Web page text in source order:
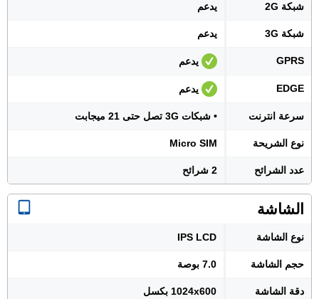
شبكة 2G يدعم
شبكة 3G يدعم
GPRS يدعم
EDGE يدعم
سرعة انترنت • شبكات 3G تصل حتى 21 ميجابت
نوع الشريحة Micro SIM
عدد الشرائح 2 شرائح
الشاشة
نوع الشاشة IPS LCD
حجم الشاشة 7.0 بوصة
دقة الشاشة 1024x600 بكسل